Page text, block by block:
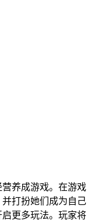
营养成游戏。在游戏
打扮她们成为自己
更多玩法。玩家将